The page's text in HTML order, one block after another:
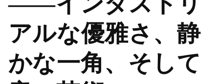
アルな優雅さ、静
かな一角、そして